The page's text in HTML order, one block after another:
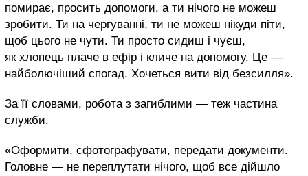
помирає, просить допомоги, а ти нічого не можеш
зробити. Ти на чергуванні, ти не можеш нікуди піти,
щоб цього не чути. Ти просто сидиш і чуєш,
як хлопець плаче в ефір і кличе на допомогу. Це —
найболючіший спогад. Хочеться вити від безсилля».
За її словами, робота з загиблими — теж частина
служби.
«Оформити, сфотографувати, передати документи.
Головне — не переплутати нічого, щоб все дійшло